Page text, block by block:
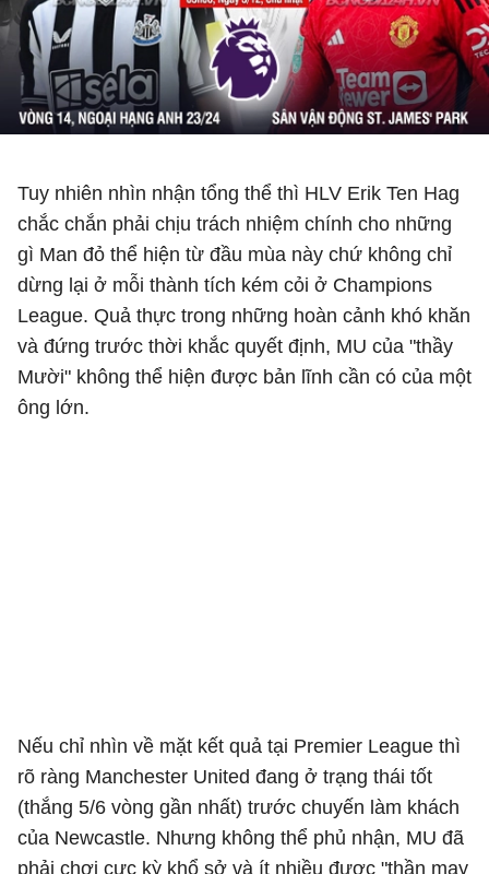
Tuy nhiên nhìn nhận tổng thể thì HLV Erik Ten Hag
chắc chắn phải chịu trách nhiệm chính cho những
gì Man đỏ thể hiện từ đầu mùa này chứ không chỉ
dừng lại ở mỗi thành tích kém cỏi ở Champions
League. Quả thực trong những hoàn cảnh khó khăn
và đứng trước thời khắc quyết định, MU của "thầy
Mười" không thể hiện được bản lĩnh cần có của một
ông lớn.
Nếu chỉ nhìn về mặt kết quả tại Premier League thì
rõ ràng Manchester United đang ở trạng thái tốt
(thắng 5/6 vòng gần nhất) trước chuyến làm khách
của Newcastle. Nhưng không thể phủ nhận, MU đã
phải chơi cực kỳ khổ sở và ít nhiều được "thần may